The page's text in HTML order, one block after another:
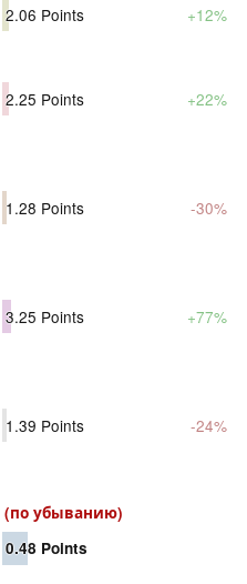
2.06 Points +12%
2.25 Points +22%
1.28 Points -30%
3.25 Points +77%
1.39 Points -24%
(по убыванию)
0.48 Points